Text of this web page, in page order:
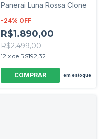
Panerai Luna Rossa Clone
-24% OFF
R$1.890,00
R$2.499,00
12 x de R$192,32
em estoque